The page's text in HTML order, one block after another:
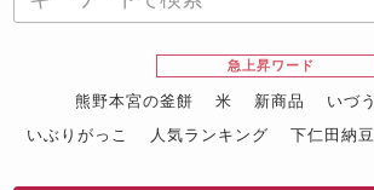
急上昇ワード
熊野本宮の釜餅 米 新商品 いづう
いぶりがっこ
人気ランキング 下仁田納豆